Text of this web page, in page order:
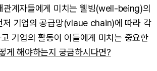
관계자들에게 미치는 웰빙(well-being)의
저 기업의 공급망(vlaue chain)에 따라 각
기업의 활동이 이들에게 미치는 중요한
게 해야하는지 궁금하시다면?